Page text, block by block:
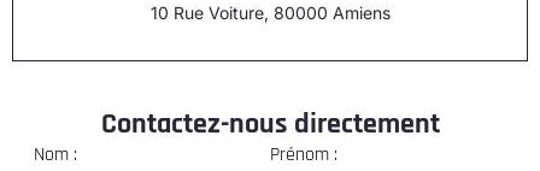
10 Rue Voiture, 80000 Amiens
Contactez-nous directement
Nom : Prénom :